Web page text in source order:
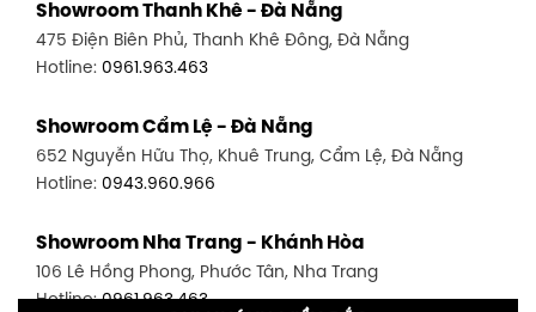
1448 Huỳnh Tấn Phát, Phú Thuận, Quận 7, TP HCM
Hotline:0946.480.580
348 Đ. Bạch Đằng, P. 14, Bình Thạnh, TP HCM
Hotline:0902.716.230
591 Hoàng Văn Thụ, P. 4, Tân Bình, TP HCM
Hotline:0906.256.759
Showroom Thanh Khê - Đà Nẵng
475 Điện Biên Phủ, Thanh Khê Đông, Đà Nẵng
Hotline: 0961.963.463
Showroom Cẩm Lệ - Đà Nẵng
652 Nguyễn Hữu Thọ, Khuê Trung, Cẩm Lệ, Đà Nẵng
Hotline: 0943.960.966
Showroom Nha Trang - Khánh Hòa
106 Lê Hồng Phong, Phước Tân, Nha Trang
Hotline:0961.963.463